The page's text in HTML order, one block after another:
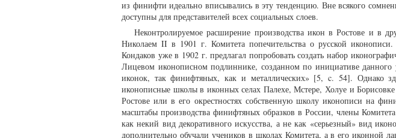
из финифти идеально вписывались в эту тенденцию. Вне всякого
доступны для представителей всех социальных слоев.
Неконтролируемое расширение производства икон в Ростове и в
Николаем II в 1901 г. Комитета попечительства о русской
Кондаков уже в 1902 г. предлагал попробовать создать набор
Лицевом иконописном подлиннике, созданном по инициативе
иконок, так финифтяных, как и металлических» [5, c. 54]. Однако
иконописные школы в иконных селах Палехе, Мстере, Холуе и
Ростове или в его окрестностях собственную школу иконописи на
масштабы производства финифтяных образков в России, члены
как некий вид декоративного искусства, а не как «серьезный» вид
дополнительно обучали учеников в школах Комитета, а в его иконной